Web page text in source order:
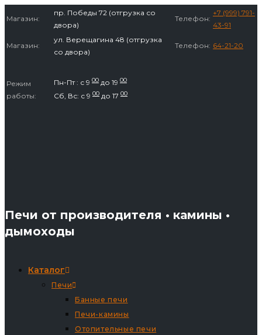
содержимому
Магазин:
пр. Победы 72 (отгрузка со
двора)
Телефон:
+7 (999) 791-
43-91
Магазин:
ул. Верещагина 48 (отгрузка
со двора)
Телефон: 64-21-20
Режим
работы:
Пн-Пт : с 9 00 до 19 00
Сб, Вс: с 9 00 до 17 00
Печи от производителя • камины •
дымоходы
Каталог
Печи
Банные печи
Печи-камины
Отопительные печи